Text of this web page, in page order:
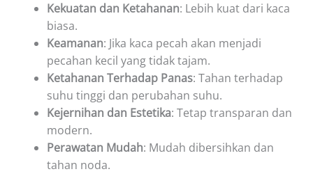
Kekuatan dan Ketahanan: Lebih kuat dari kaca
biasa.
Keamanan: Jika kaca pecah akan menjadi
pecahan kecil yang tidak tajam.
Ketahanan Terhadap Panas: Tahan terhadap
suhu tinggi dan perubahan suhu.
Kejernihan dan Estetika: Tetap transparan dan
modern.
Perawatan Mudah: Mudah dibersihkan dan
tahan noda.